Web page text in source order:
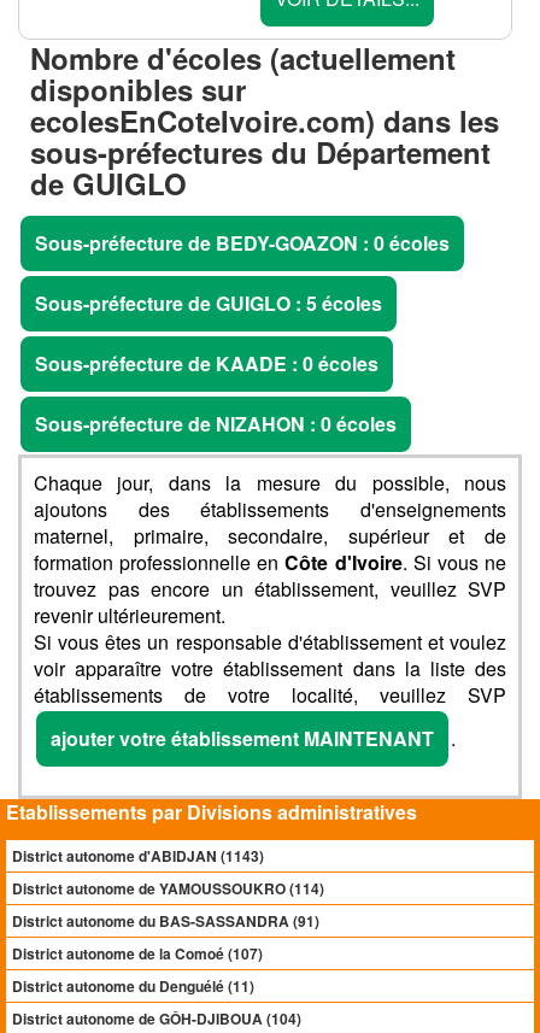
Nombre d'écoles (actuellement
disponibles sur
ecolesEnCoteIvoire.com) dans les
sous-préfectures du Département
de GUIGLO
Sous-préfecture de BEDY-GOAZON : 0 écoles
Sous-préfecture de GUIGLO : 5 écoles
Sous-préfecture de KAADE : 0 écoles
Sous-préfecture de NIZAHON : 0 écoles
Chaque jour, dans la mesure du possible, nous
ajoutons des établissements d'enseignements
maternel, primaire, secondaire, supérieur et de
formation professionnelle enCôte d'Ivoire. Si vous ne
trouvez pas encore un établissement, veuillez SVP
revenir ultérieurement.
Si vous êtes un responsable d'établissement et voulez
voir apparaître votre établissement dans la liste des
établissements de votre localité, veuillez SVP
ajouter votre établissement MAINTENANT
.
Etablissements par Divisions administratives
District autonome d'ABIDJAN (1143)
District autonome de YAMOUSSOUKRO (114)
District autonome du BAS-SASSANDRA (91)
District autonome de la Comoé (107)
District autonome du Denguélé (11)
District autonome de GÔH-DJIBOUA (104)